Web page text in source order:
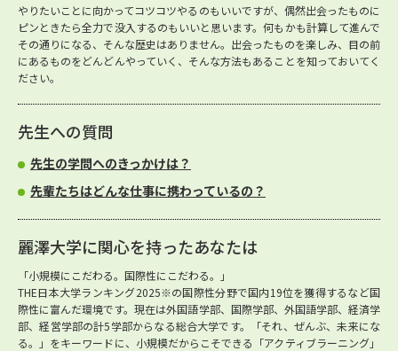
やりたいことに向かってコツコツやるのもいいですが、偶然出会ったものに
ピンときたら全力で没入するのもいいと思います。何もかも計算して進んで
その通りになる、そんな歴史はありません。出会ったものを楽しみ、目の前
にあるものをどんどんやっていく、そんな方法もあることを知っておいてく
ださい。
先生への質問
先生の学問へのきっかけは？
先輩たちはどんな仕事に携わっているの？
麗澤大学に関心を持ったあなたは
「小規模にこだわる。国際性にこだわる。」
THE日本大学ランキング2025※の国際性分野で国内19位を獲得するなど国
際性に富んだ環境です。現在は外国語学部、国際学部、外国語学部、経済学
部、経営学部の計5学部からなる総合大学です。「それ、ぜんぶ、未来にな
る。」をキーワードに、小規模だからこそできる「アクティブラーニング」